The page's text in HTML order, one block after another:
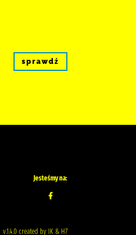
sprawdź
Jesteśmy na:
v.1.4.0 created by IK & H7